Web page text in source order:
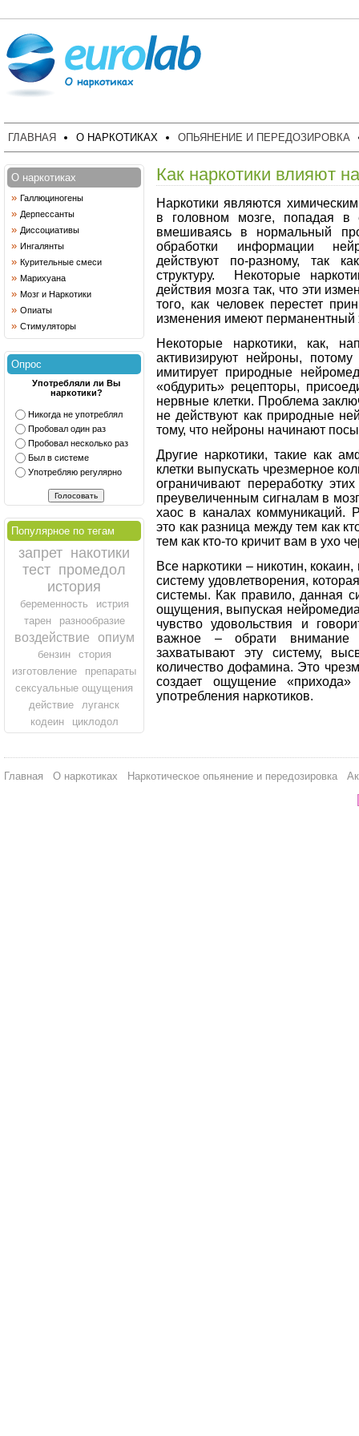
ГЛАВНАЯ О НАРКОТИКАХ ОПЬЯНЕНИЕ И ПЕРЕДОЗИРОВКА
О наркотиках
» Галлюциногены
» Дерпессанты
» Диссоциативы
» Ингалянты
» Курительные смеси
» Марихуана
» Мозг и Наркотики
» Опиаты
» Стимуляторы
Опрос
Употребляли ли Вы
наркотики?
Никогда не употреблял
Пробовал один раз
Пробовал несколько раз
Был в системе
Употребляю регулярно
Популярное по тегам
запрет накотики
тест промедол
история
беременность
истрия
тарен
разнообразие
воздействие опиум
бензин
стория
изготовление
препараты
сексуальные ощущения
действие
луганск
кодеин
циклодол
Как наркотики влияют
Наркотики являются
в головном мозге, попадая в
вмешиваясь в нормальный
обработки информации
действуют по-разному, так
структуру. Некоторые
действия мозга так, что эти
того, как человек перестет
изменения имеют перманентный
Некоторые наркотики, как,
активизируют нейроны,
имитирует природные
«обдурить» рецепторы,
нервные клетки. Проблема
не действуют как природные
тому, что нейроны начинают
Другие наркотики, такие как
клетки выпускать чрезмерное
ограничивают переработку
преувеличенным сигналам в
хаос в каналах коммуникаций.
это как разница между тем как
тем как кто-то кричит вам в ухо
Все наркотики – никотин,
систему удовлетворения,
системы. Как правило, данная
ощущения, выпуская
чувство удовольствия и
важное – обрати внимание
захватывают эту систему,
количество дофамина. Это
создает ощущение
употребления наркотиков.
Главная О наркотиках Наркотическое опьянение и передозировка